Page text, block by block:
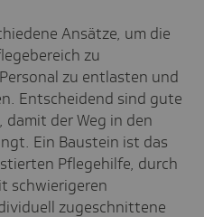
Ansätze, um die
zu
zu entlasten und
Entscheidend sind gute
der Weg in den
Ein Baustein ist das
Pflegehilfe, durch
schwierigeren
zugeschnittene